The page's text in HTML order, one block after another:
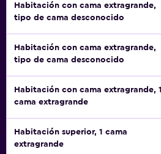
Habitación con cama extragrande,
tipo de cama desconocido
Habitación con cama extragrande,
tipo de cama desconocido
Habitación con cama extragrande, 1
cama extragrande
Habitación superior, 1 cama
extragrande